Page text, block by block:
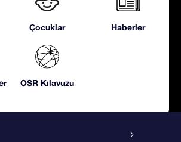
Çocuklar Haberler
OSR Kılavuzu